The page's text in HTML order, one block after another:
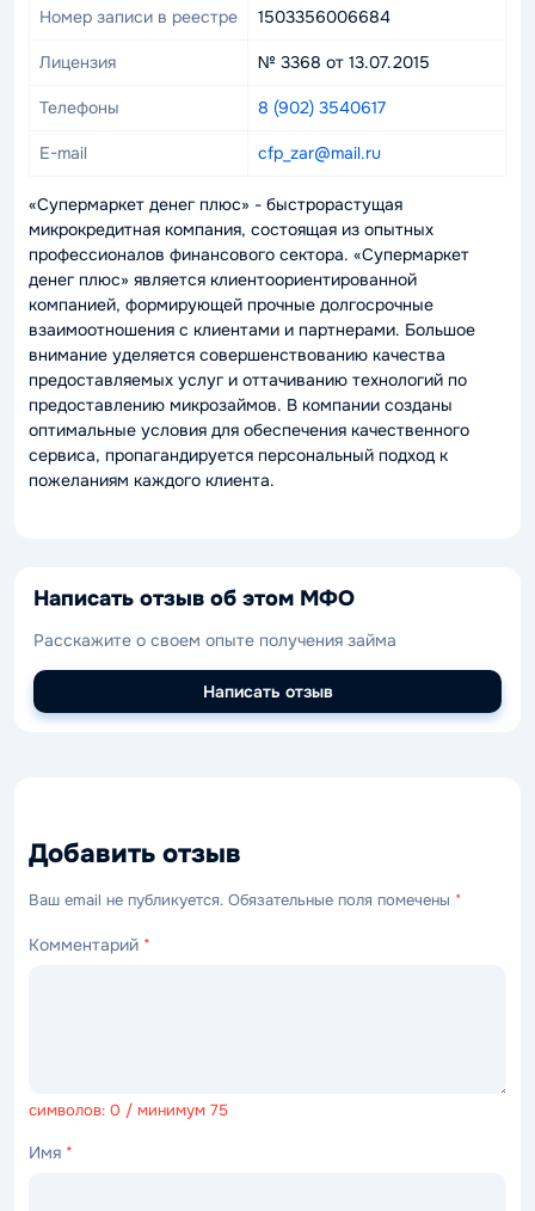
Номер записи в реестре 1503356006684
Лицензия № 3368 от 13.07.2015
Телефоны 8 (902) 3540617
E-mail cfp_zar@mail.ru
«Супермаркет денег плюс» - быстрорастущая
микрокредитная компания, состоящая из опытных
профессионалов финансового сектора. «Супермаркет
денег плюс» является клиентоориентированной
компанией, формирующей прочные долгосрочные
взаимоотношения с клиентами и партнерами. Большое
внимание уделяется совершенствованию качества
предоставляемых услуг и оттачиванию технологий по
предоставлению микрозаймов. В компании созданы
оптимальные условия для обеспечения качественного
сервиса, пропагандируется персональный подход к
пожеланиям каждого клиента.
Написать отзыв об этом МФО
Расскажите о своем опыте получения займа
Написать отзыв
Добавить отзыв
Ваш email не публикуется. Обязательные поля помечены *
Комментарий *
символов: 0 / минимум 75
Имя *